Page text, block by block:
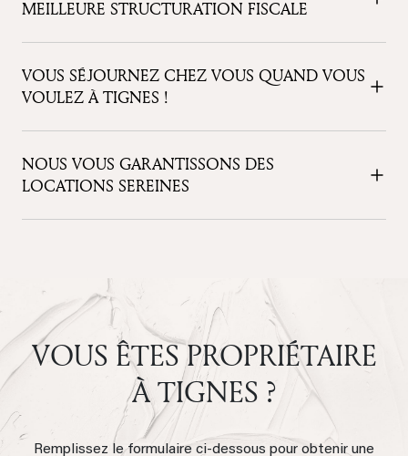
MEILLEURE STRUCTURATION FISCALE
VOUS SÉJOURNEZ CHEZ VOUS QUAND VOUS
VOULEZ À TIGNES !
NOUS VOUS GARANTISSONS DES
LOCATIONS SEREINES
VOUS ÊTES PROPRIÉTAIRE
À TIGNES ?
Remplissez le formulaire ci-dessous pour obtenir une